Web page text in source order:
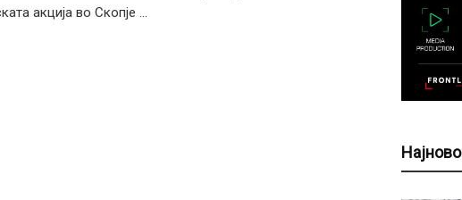
акција во Скопје ...
Најново